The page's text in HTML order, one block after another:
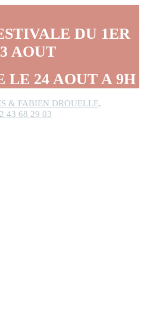
DU 1ER
AOUT
LE 24 AOUT A 9H
& FABIEN DROUELLE,
43 68 29 03